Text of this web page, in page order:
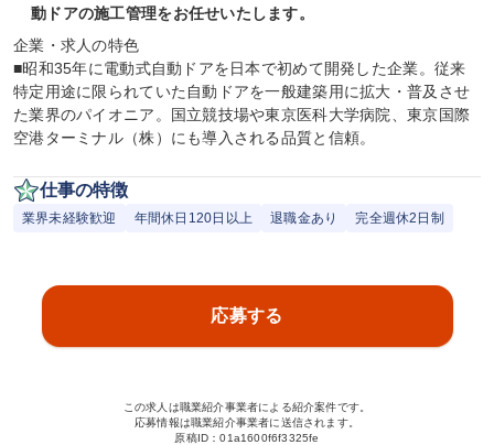
動ドアの施工管理をお任せいたします。
企業・求人の特色
■昭和35年に電動式自動ドアを日本で初めて開発した企業。従来
特定用途に限られていた自動ドアを一般建築用に拡大・普及させ
た業界のパイオニア。国立競技場や東京医科大学病院、東京国際
空港ターミナル（株）にも導入される品質と信頼。
仕事の特徴
業界未経験歓迎 年間休日120日以上 退職金あり 完全週休2日制
応募する
この求人は職業紹介事業者による紹介案件です。
応募情報は職業紹介事業者に送信されます。
原稿ID：01a1600f6f3325fe